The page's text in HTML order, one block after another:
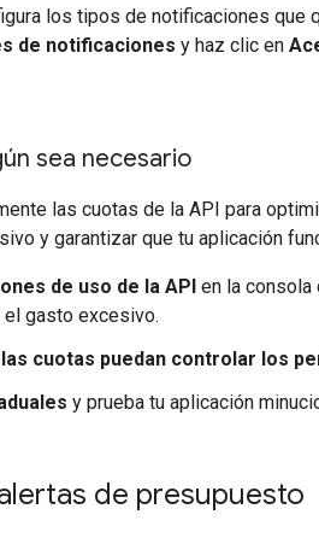
los tipos de notificaciones
de notificaciones y haz clic en
sea necesario
las cuotas de la API para
y garantizar que tu aplicación
de uso de la API en la consola
el gasto excesivo.
las cuotas puedan controlar los
y prueba tu aplicación
de presupuesto